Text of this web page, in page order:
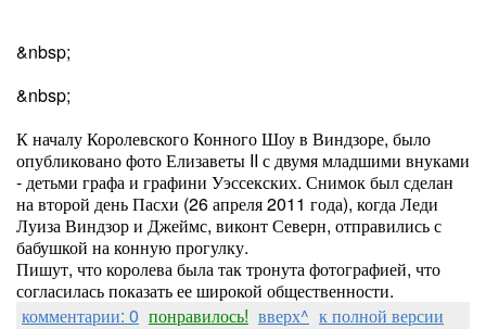
&nbsp;
&nbsp;
К началу Королевского Конного Шоу в Виндзоре, было
опубликовано фото Елизаветы II с двумя младшими внуками
- детьми графа и графини Уэссекских. Снимок был сделан
на второй день Пасхи (26 апреля 2011 года), когда Леди
Луиза Виндзор и Джеймс, виконт Северн, отправились с
бабушкой на конную прогулку.
Пишут, что королева была так тронута фотографией, что
согласилась показать ее широкой общественности.
комментарии: 0 понравилось! вверх^ к полной версии